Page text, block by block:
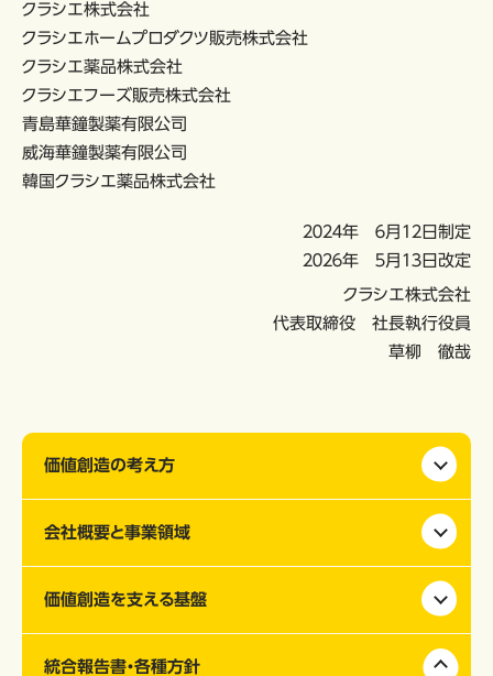
クラシエ株式会社
クラシエホームプロダクツ販売株式会社
クラシエ薬品株式会社
クラシエフーズ販売株式会社
青島華鐘製薬有限公司
威海華鐘製薬有限公司
韓国クラシエ薬品株式会社
２０２４年 ６月１２日制定
２０２６年 ５月１３日改定
クラシエ株式会社
代表取締役 社長執行役員
草柳 徹哉
価値創造の考え方
会社概要と事業領域
価値創造を支える基盤
統合報告書・各種方針